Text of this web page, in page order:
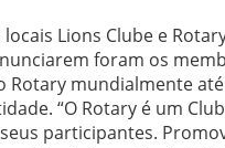
Lions Clube e
foram os
mundialmente
“O Rotary é um
participantes.